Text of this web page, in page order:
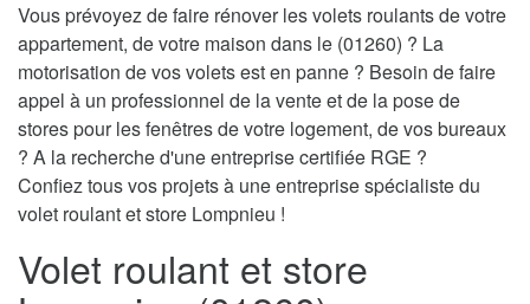
Vous prévoyez de faire rénover les volets roulants de votre
appartement, de votre maison dans le (01260) ? La
motorisation de vos volets est en panne ? Besoin de faire
appel à un professionnel de la vente et de la pose de
stores pour les fenêtres de votre logement, de vos bureaux
? A la recherche d'une entreprise certifiée RGE ?
Confiez tous vos projets à une entreprise spécialiste du
volet roulant et store Lompnieu !
Volet roulant et store